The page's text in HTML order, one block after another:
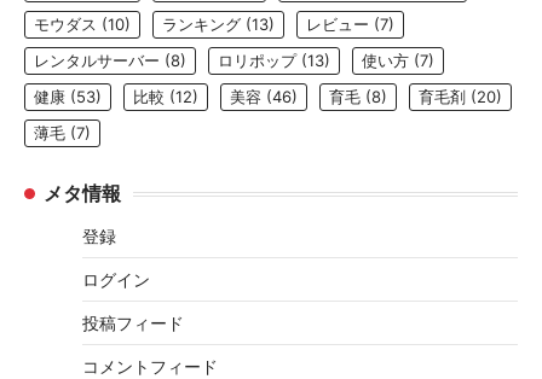
モウダス (10) ランキング (13) レビュー (7)
レンタルサーバー (8) ロリポップ(13) 使い方 (7)
健康 (53) 比較 (12) 美容 (46) 育毛 (8) 育毛剤 (20)
薄毛 (7)
メタ情報
登録
ログイン
投稿フィード
コメントフィード